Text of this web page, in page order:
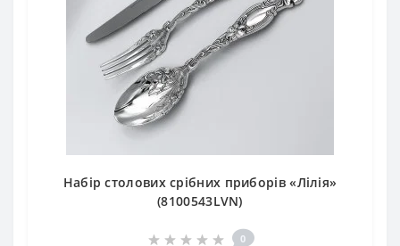
Набір столових срібних приборів «Лілія»
(8100543LVN)
0